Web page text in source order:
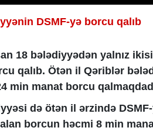
DSMF-yə borcu qalıb
18 bələdiyyədən yalnız
qalıb. Ötən il Qəriblər
min manat borcu
də ötən il ərzində
borcun həcmi 8 min